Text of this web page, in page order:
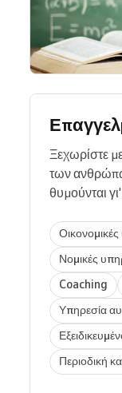
Ξεχωρίστε
των
θυμούνται
Νομικές
Coaching
Υπηρεσία
Περιοδική